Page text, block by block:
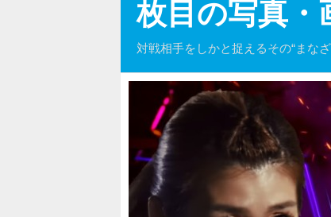
枚目の写真・
対戦相手をしかと捉えるその“まな